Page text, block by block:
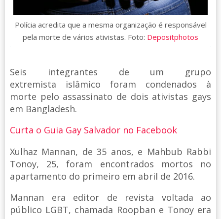
Polícia acredita que a mesma organização é responsável
pela morte de vários ativistas. Foto: Depositphotos
Seis integrantes de um grupo
extremista islâmico foram condenados à
morte pelo assassinato de dois ativistas gays
em Bangladesh.
Curta o Guia Gay Salvador no Facebook
Xulhaz Mannan, de 35 anos, e Mahbub Rabbi
Tonoy, 25, foram encontrados mortos no
apartamento do primeiro em abril de 2016.
Mannan era editor de revista voltada ao
público LGBT, chamada Roopban e Tonoy era